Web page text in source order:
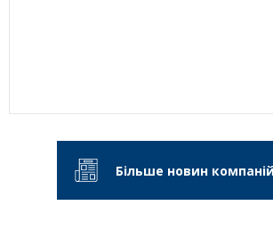
Більше новин